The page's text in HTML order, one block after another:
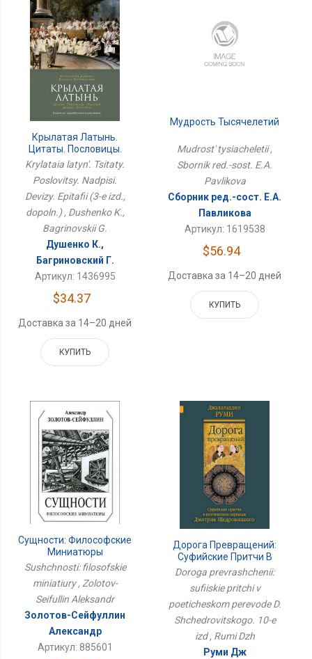
Крылатая Латынь.
Цитаты. Пословицы.
Надписи. Девизы.
Эпитафии (3-Е Изд.,
Дополн.)
Krylataia latyn'. Tsitaty.
Poslovitsy. Nadpisi.
Devizy. Epitafii (3-e izd.,
dopoln.) , Dushenko K.,
Bagrinovskii G.
Душенко К.,
Багриновский Г.
Артикул: 1436995
$34.37
Доставка за 14–20 дней
КУПИТЬ
Мудрость Тысячелетий
Mudrost' tysiacheletii ,
Sbornik red.-sost. E.A.
Pavlikova
Сборник ред.-сост. Е.А.
Павликова
Артикул: 1619538
$56.94
Доставка за 14–20 дней
КУПИТЬ
Сущности: Философские
Миниатюры
Sushchnosti: filosofskie
miniatiury , Zolotov-
Seifullin Aleksandr
Золотов-Сейфуллин
Александр
Артикул: 885601
Дорога Превращений:
Суфийские Притчи В
Поэтическом Переводе
Д. Щедровицкого. 10-Е
Изд
Doroga prevrashchenii:
sufiiskie pritchi v
poeticheskom perevode D.
Shchedrovitskogo. 10-e
izd , Rumi Dzh
Руми Дж